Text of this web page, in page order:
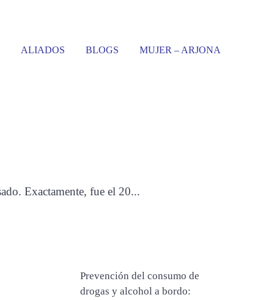
ALIADOS BLOGS MUJER – ARJONA
Exactamente, fue el 20...
Prevención del consumo de
drogas y alcohol a bordo: